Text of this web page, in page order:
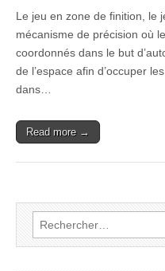
Le jeu en zone de finition, le
mécanisme de précision où
coordonnés dans le but
de l’espace afin d’occuper
dans…
Read more →
Rechercher :